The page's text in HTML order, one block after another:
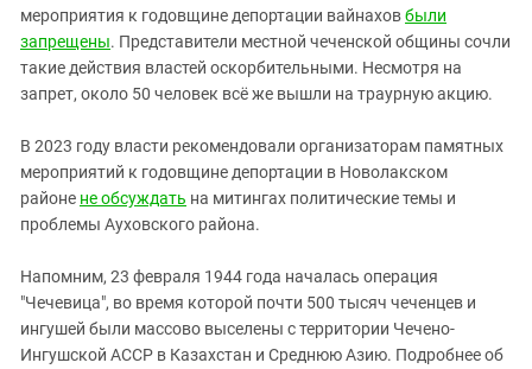
мероприятия к годовщине депортации вайнаховбыли
запрещены. Представители местной чеченской общины сочли
такие действия властей оскорбительными. Несмотря на
запрет, около 50 человек всё же вышли на траурную акцию.
В 2023 году власти рекомендовали организаторам памятных
мероприятий к годовщине депортации в Новолакском
районе не обсуждать на митингах политические темы и
проблемы Ауховского района.
Напомним, 23 февраля 1944 года началась операция
"Чечевица", во время которой почти 500 тысяч чеченцев и
ингушей были массово выселены с территории Чечено-
Ингушской АССР в Казахстан и Среднюю Азию. Подробнее об